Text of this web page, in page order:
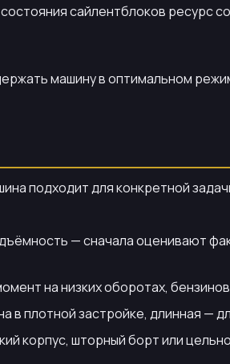
сайлентблоков ресурс
машину в оптимальном
подходит для конкретной
— сначала оценивают
на низких оборотах,
в плотной застройке, длинная —
корпус, шторный борт или